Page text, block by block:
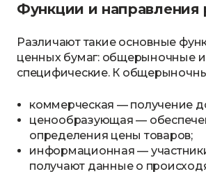
Функции и
Различают такие основные
ценных бумаг: общерыночные и
специфические. К
коммерческая — получение
ценообразующая —
определения цены товаров;
информационная —
получают данные о